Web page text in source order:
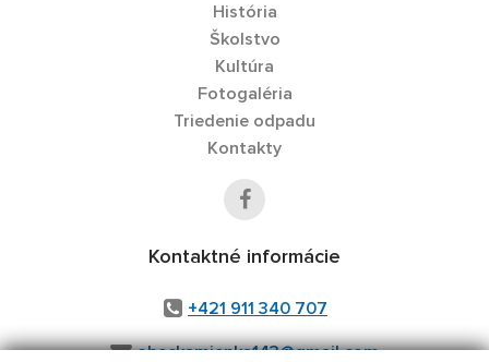
História
Školstvo
Kultúra
Fotogaléria
Triedenie odpadu
Kontakty
Kontaktné informácie
+421 911 340 707
obeckamienka143@gmail.com